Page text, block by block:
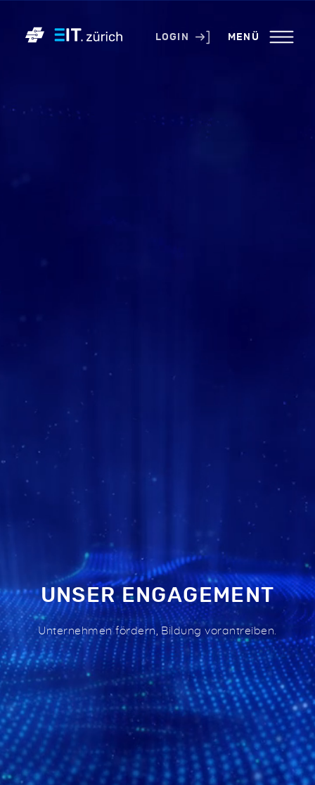
LOGIN MENÜ
NEWSLETTER
UNSER ENGAGEMENT
Unternehmen fördern, Bildung vorantreiben.